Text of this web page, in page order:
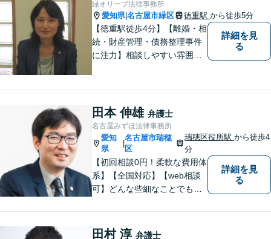
があれば。お気軽にご相談く
ださい。
緑オリーブ法律事務所
愛知県|名古屋市緑区 徳重駅 から徒歩5分
【徳重駅徒歩4分】【離婚・相
続・財産管理・債務整理事件
に注力】相談しやすい雰囲気
詳細を見
る
田本 伸雄 弁護士
名古屋みずほ法律事務所
愛知
県
名古屋市瑞穂
区
瑞穂区役所駅から徒歩4
分
【初回相談0円！柔軟な費用体
系】【全国対応】【web相談
可】どんな些細なことでもお
ターネット／削除請求や開示
請求、利用規約などのトラブ
詳細を見
る
田村 淳 弁護士